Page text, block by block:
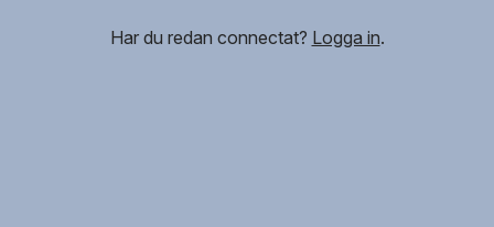
Har du redan connectat? Logga in.